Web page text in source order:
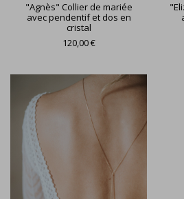
"Agnès" Collier de mariée
avec pendentif et dos en
cristal
120,00 €